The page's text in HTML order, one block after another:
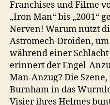
Franchises und Filme
„Iron Man“ bis „2001“
Nerven! Warum nutzt
Astromech-Droiden,
während einer
erinnert der Engel-
Man-Anzug? Die
Burnham in das
Visier ihres Helmes